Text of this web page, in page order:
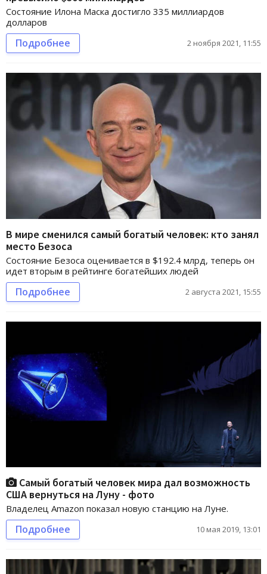
Состояние Илона Маска достигло 335 миллиардов
долларов
Подробнее 2 ноября 2021, 11:55
В мире сменился самый богатый человек: кто занял
место Безоса
Состояние Безоса оценивается в $192.4 млрд, теперь он
идет вторым в рейтинге богатейших людей
Подробнее 2 августа 2021, 15:55
Самый богатый человек мира дал возможность
США вернуться на Луну - фото
Владелец Amazon показал новую станцию на Луне.
Подробнее 10 мая 2019, 13:01